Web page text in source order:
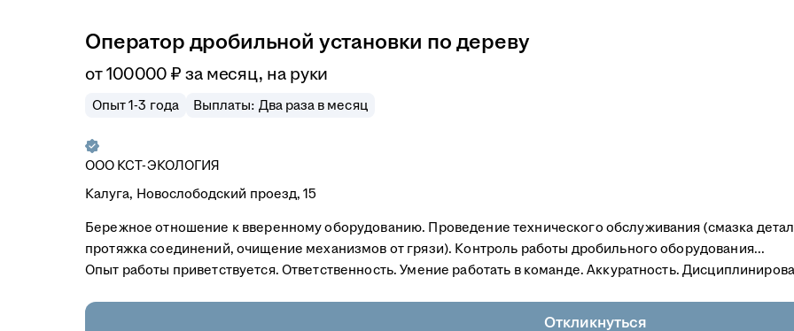
Оператор дробильной установки по дереву
от100 000 ₽ за месяц, на руки
Опыт 1-3 года Выплаты: Два раза в месяц
ООО КСТ-ЭКОЛОГИЯ
Калуга, Новослободский проезд, 15
Бережное отношение к вверенному оборудованию. Проведение технического обслуживания (смазка
протяжка соединений, очищение механизмов от грязи). Контроль работы дробильного оборудования...
Опыт работы приветствуется. Ответственность. Умение работать в команде. Аккуратность.
Откликнуться